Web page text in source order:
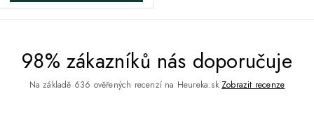
98% zákazníků nás doporučuje
Na základě 636 ověřených recenzí na Heureka.sk Zobrazit recenze